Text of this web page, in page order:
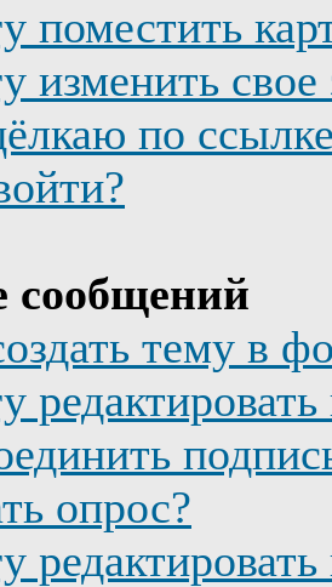
поместить
изменить свое
по
сообщений
тему в
опрос?